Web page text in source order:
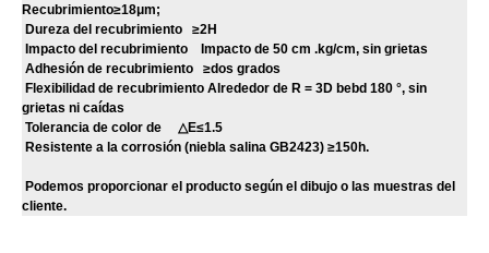
Recubrimiento≥18μm;
Dureza del recubrimiento ≥2H
Impacto del recubrimiento Impacto de 50 cm .kg/cm, sin grietas
Adhesión de recubrimiento ≥dos grados
Flexibilidad de recubrimiento Alrededor de R = 3D bebd 180 °, sin
grietas ni caídas
Tolerancia de color de △E≤1.5
Resistente a la corrosión (niebla salina GB2423) ≥150h.
Podemos proporcionar el producto según el dibujo o las muestras del
cliente.